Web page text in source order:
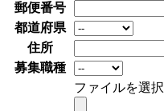
郵便番号
都道府県
住所
募集職種
ファイルを選択